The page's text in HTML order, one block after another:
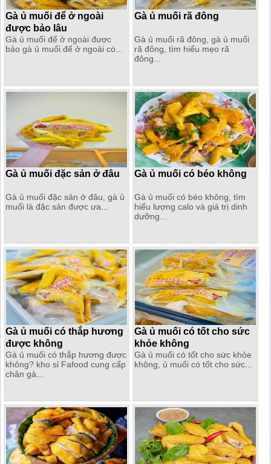
Gà ủ muối để ở ngoài
được bảo lâu
Gà ủ muối để ở ngoài được
bảo gà ủ muối để ở ngoài có...
Gà ủ muối rã đông
Gà ủ muối rã đông, gà ủ muối
rã đông, tìm hiểu mẹo rã
đông...
Gà ủ muối đặc sản ở đâu
Gà ủ muối đặc sản ở đâu, gà ủ
muối là đặc sản được ưa...
Gà ủ muối có béo không
Gà ủ muối có béo không, tìm
hiểu lượng calo và giá trị dinh
dưỡng...
Gà ủ muối có thắp hương
được không
Gà ủ muối có thắp hương được
không? kho sỉ Fafood cung cấp
chân gà...
Gà ủ muối có tốt cho sức
khỏe không
Gà ủ muối có tốt cho sức khỏe
không, ủ muối có tốt cho sức...